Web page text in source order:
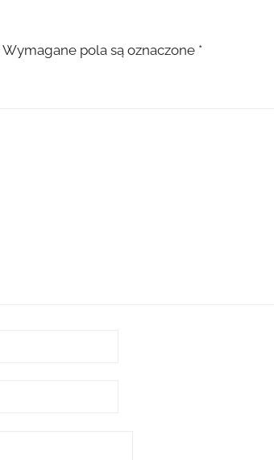
Wymagane pola są oznaczone *